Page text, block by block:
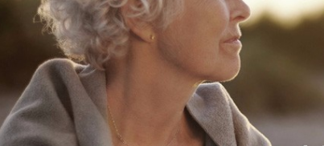
ÓRGÃOS SOCIAIS
OBJETIVOS
MEMBROS
ARQUIVO
SENSIBILIZAÇÃO E LITERACIA